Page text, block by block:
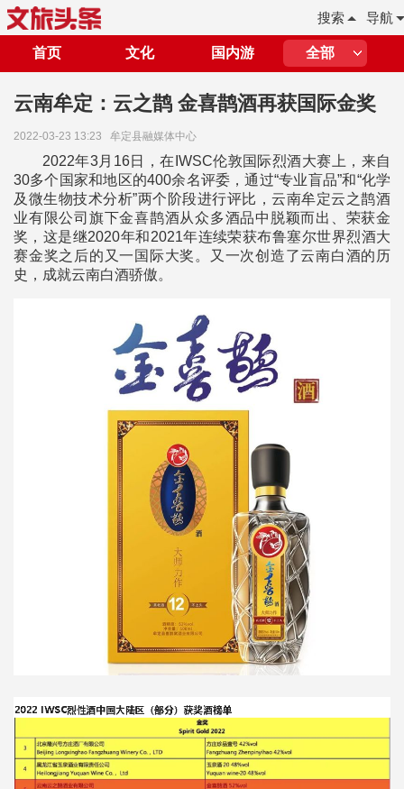
导航
搜索
首页 文化 国内游 全部
云南牟定：云之鹊 金喜鹊酒再获国际金奖
2022-03-23 13:23 牟定县融媒体中心
2022年3月16日，在IWSC伦敦国际烈酒大赛上，来自
30多个国家和地区的400余名评委，通过“专业盲品”和“化学
及微生物技术分析”两个阶段进行评比，云南牟定云之鹊酒
业有限公司旗下金喜鹊酒从众多酒品中脱颖而出、荣获金
奖，这是继2020年和2021年连续荣获布鲁塞尔世界烈酒大
赛金奖之后的又一国际大奖。又一次创造了云南白酒的历
史，成就云南白酒骄傲。